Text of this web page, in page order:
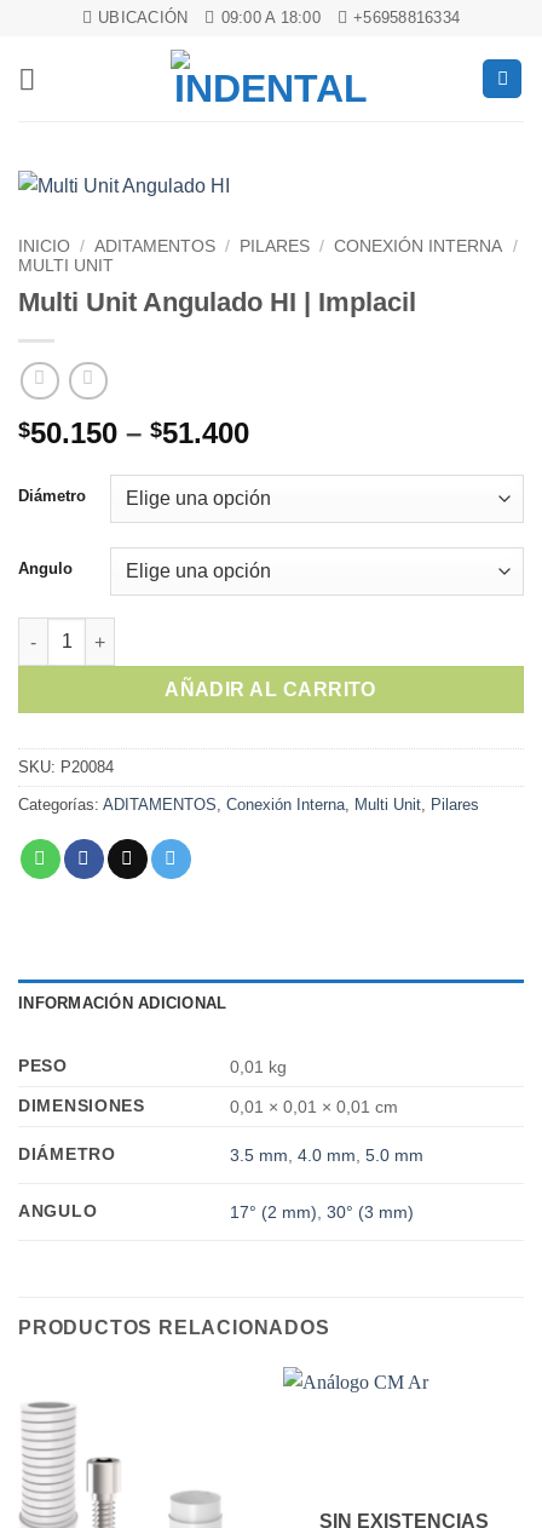
contenido
UBICACIÓN 09:00 A 18:00 +56958816334
INICIO / ADITAMENTOS / PILARES / CONEXIÓN INTERNA /
MULTI UNIT
Multi Unit Angulado HI | Implacil
$50.150 – $51.400
Diámetro
Angulo
Multi Unit Angulado HI | Implacil cantidad
AÑADIR AL CARRITO
SKU: P20084
Categorías: ADITAMENTOS, Conexión Interna, Multi Unit, Pilares
INFORMACIÓN ADICIONAL
PESO
0,01 kg
DIMENSIONES
0,01 × 0,01 × 0,01 cm
DIÁMETRO 3.5 mm,4.0 mm,5.0 mm
ANGULO 17° (2 mm),30° (3 mm)
PRODUCTOS RELACIONADOS
SIN EXISTENCIAS